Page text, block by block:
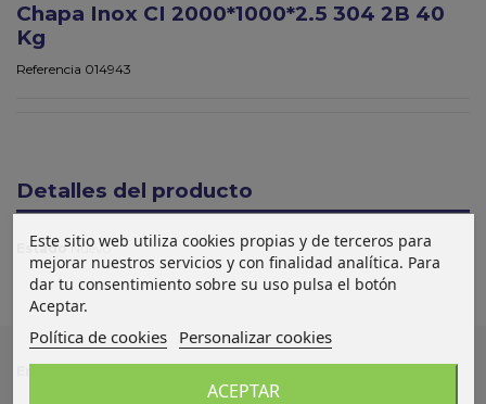
Chapa Inox CI 2000*1000*2.5 304 2B 40
Kg
Referencia 014943
Detalles del producto
Estado Nuevo
Este sitio web utiliza cookies propias y de terceros para
mejorar nuestros servicios y con finalidad analítica. Para
dar tu consentimiento sobre su uso pulsa el botón
Aceptar.
Política de cookies Personalizar cookies
ACEPTAR